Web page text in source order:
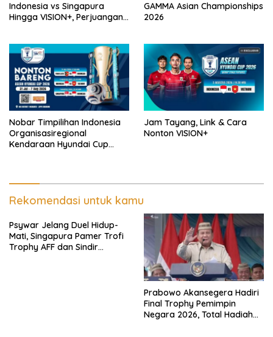
Indonesia vs Singapura
Hingga VISION+, Perjuangan
GAMMA Asian Championships
2026
Nobar Timpilihan Indonesia
Organisasiregional
Kendaraan Hyundai Cup
Jam Tayang, Link & Cara
Nonton VISION+
Rekomendasi untuk kamu
Psywar Jelang Duel Hidup-
Mati, Singapura Pamer Trofi
Trophy AFF dan Sindir
Prabowo Akansegera Hadiri
Final Trophy Pemimpin
Negara 2026, Total Hadiah